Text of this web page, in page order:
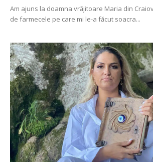
Am ajuns la doamna vrăjitoare Maria din
de farmecele pe care mi le-a făcut soacra...